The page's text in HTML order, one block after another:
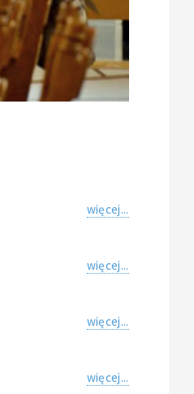
więcej...
więcej...
więcej...
więcej...